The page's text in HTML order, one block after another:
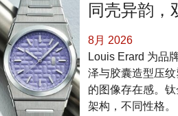
同壳异韵，
8月 2026
Louis Erard 为品
泽与胶囊造型压
的图像存在感。
架构，不同性格。